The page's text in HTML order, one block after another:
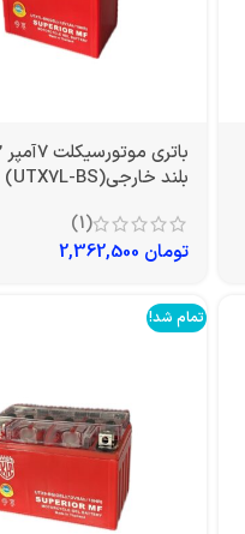
بلند خارجی(UTX7L-BS)
(1)
تومان
تمام شد!